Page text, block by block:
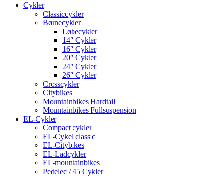
Cykler
Classiccykler
Børnecykler
Løbecykler
14″ Cykler
16″ Cykler
20″ Cykler
24″ Cykler
26″ Cykler
Crosscykler
Citybikes
Mountainbikes Hardtail
Mountainbikes Fullsuspension
EL-Cykler
Compact cykler
EL-Cykel classic
EL-Citybikes
EL-Ladcykler
EL-mountainbikes
Pedelec / 45 Cykler